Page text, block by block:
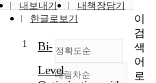
내보내기
내책장담기
한글로보기
정확도순
정확도
내림차순
1
Bi-
Level
이
검
색
어
로